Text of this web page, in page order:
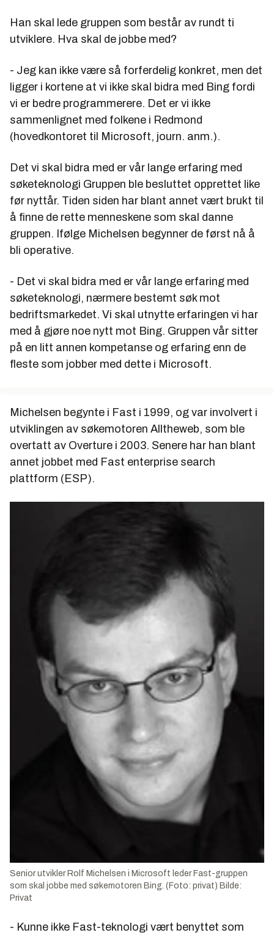
Han skal lede gruppen som består av rundt ti
utviklere. Hva skal de jobbe med?
- Jeg kan ikke være så forferdelig konkret, men det
ligger i kortene at vi ikke skal bidra med Bing fordi
vi er bedre programmerere. Det er vi ikke
sammenlignet med folkene i Redmond
(hovedkontoret til Microsoft, journ. anm.).
Det vi skal bidra med er vår lange erfaring med
søketeknologi Gruppen ble besluttet opprettet like
før nyttår. Tiden siden har blant annet vært brukt til
å finne de rette menneskene som skal danne
gruppen. Ifølge Michelsen begynner de først nå å
bli operative.
- Det vi skal bidra med er vår lange erfaring med
søketeknologi, nærmere bestemt søk mot
bedriftsmarkedet. Vi skal utnytte erfaringen vi har
med å gjøre noe nytt mot Bing. Gruppen vår sitter
på en litt annen kompetanse og erfaring enn de
fleste som jobber med dette i Microsoft.
Michelsen begynte i Fast i 1999, og var involvert i
utviklingen av søkemotoren Alltheweb, som ble
overtatt av Overture i 2003. Senere har han blant
annet jobbet med Fast enterprise search
plattform (ESP).
Senior utvikler Rolf Michelsen i Microsoft leder Fast-gruppen
som skal jobbe med søkemotoren Bing. (Foto: privat) Bilde:
Privat
- Kunne ikke Fast-teknologi vært benyttet som